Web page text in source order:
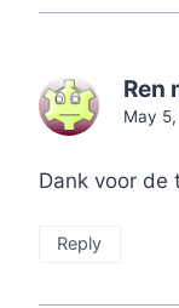
Ren
May
Dank voor de
Reply